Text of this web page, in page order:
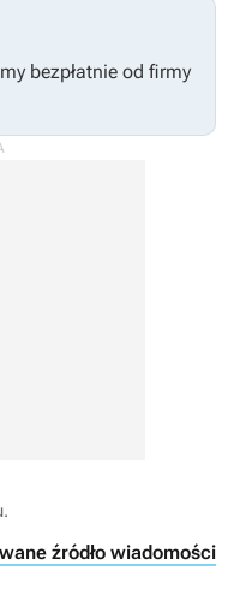
bezpłatnie od firmy
źródło wiadomości